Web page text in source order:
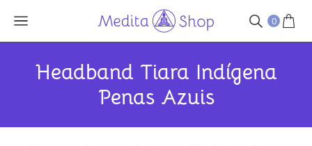
0
Headband Tiara Indígena
Penas Azuis